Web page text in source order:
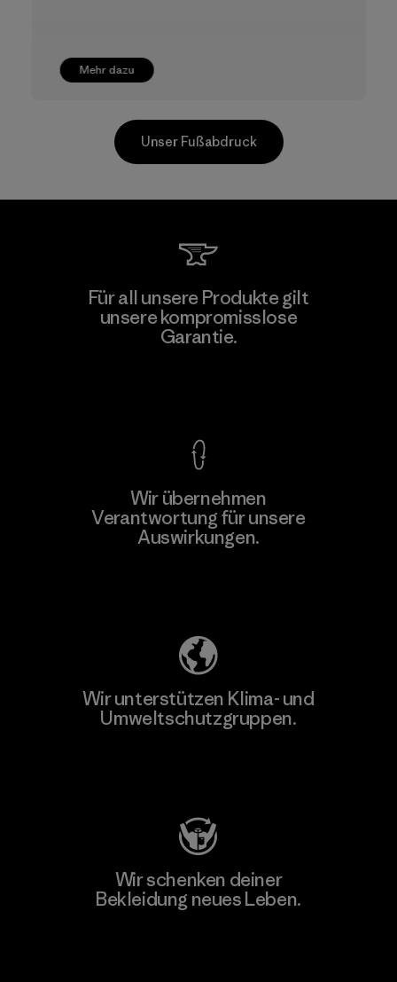
Mehr dazu
Mehr dazu
CKT Apparel (Pvt) Ltd. -
Agalawatte
Unser Fußabdruck
Für all unsere Produkte gilt
unsere kompromisslose
Garantie.
Wir übernehmen
Verantwortung für unsere
Auswirkungen.
Wir unterstützen Klima- und
Umweltschutzgruppen.
Wir schenken deiner
Bekleidung neues Leben.